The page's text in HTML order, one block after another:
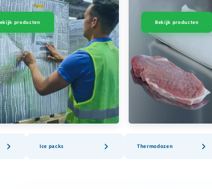
producten Bekijk producten
Ice packs Thermodozen